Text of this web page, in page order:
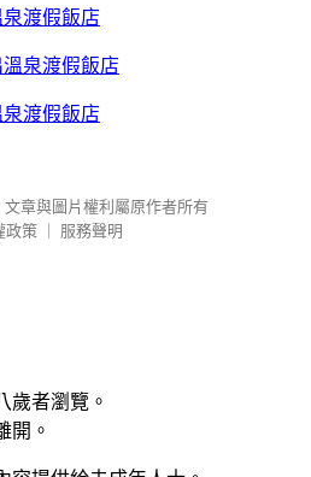
泉渡假飯店
泉渡假飯店
文章與圖片權利屬原作者所有
政策
服務聲明
歲者瀏覽。
開。